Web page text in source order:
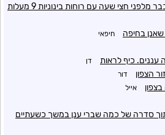
טבריה עלית- גשם בינוני כבר מלפני חצי שעה עם רוחות בינוניות 9 מעלות
שאנן בחיפה חיפאי
עננים. כיף לראות דן
הצפון דור
אייל
סדרה של כמה שברי ענן במשך כשעתיים